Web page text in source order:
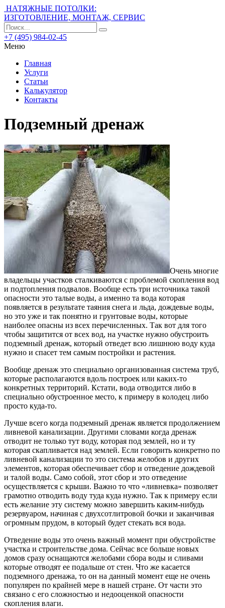
НАТЯЖНЫЕ ПОТОЛКИ:
ИЗГОТОВЛЕНИЕ, МОНТАЖ, СЕРВИС
+7 (495) 984-02-45
Меню
Главная
Услуги
Статьи
Калькулятор
Контакты
Подземный дренаж
Очень многие
владельцы участков сталкиваются с проблемой скопления вод
и подтопления подвалов. Вообще есть три источника такой
опасности это талые воды, а именно та вода которая
появляется в результате таяния снега и льда, дождевые воды,
но это уже и так понятно и грунтовые воды, которые
наиболее опасны из всех перечисленных. Так вот для того
чтобы защитится от всех вод, на участке нужно обустроить
подземный дренаж, который отведет всю лишнюю воду куда
нужно и спасет тем самым постройки и растения.
Вообще дренаж это специально организованная система труб,
которые располагаются вдоль построек или каких-то
конкретных территорий. Кстати, вода отводится либо в
специально обустроенное место, к примеру в колодец либо
просто куда-то.
Лучше всего когда подземный дренаж является продолжением
ливневой канализации. Другими словами когда дренаж
отводит не только тут воду, которая под землей, но и ту
которая скапливается над землей. Если говорить конкретно по
ливневой канализации то это система желобов и других
элементов, которая обеспечивает сбор и отведение дождевой
и талой воды. Само собой, этот сбор и это отведение
осуществляется с крыши. Важно то что «ливневка» позволяет
грамотно отводить воду туда куда нужно. Так к примеру если
есть желание эту систему можно завершить каким-нибудь
резервуаром, начиная с двухсотлитровой бочки и заканчивая
огромным прудом, в который будет стекать вся вода.
Отведение воды это очень важный момент при обустройстве
участка и строительстве дома. Сейчас все больше новых
домов сразу оснащаются желобами сбора воды и сливами
которые отводят ее подальше от стен. Что же касается
подземного дренажа, то он на данный момент еще не очень
популярен по крайней мере в нашей стране. От части это
связано с его сложностью и недооценкой опасности
скопления влаги.